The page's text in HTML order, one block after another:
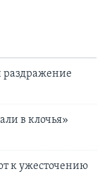
раздражение
в клочья»
к ужесточению